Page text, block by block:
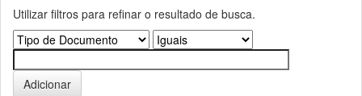
Utilizar filtros para refinar o resultado de busca.